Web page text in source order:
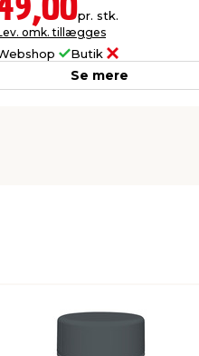
pr. stk.
omk. tillægges
Butik
Se mere